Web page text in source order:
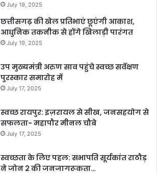
July 19, 2025
छत्तीसगढ़ की खेल प्रतिभाएं छूएंगी आकाश,
आधुनिक तकनीक से होंगे खिलाड़ी पारंगत
July 19, 2025
उप मुख्यमंत्री अरुण साव पहुंचे स्वच्छ सर्वेक्षण
पुरस्कार समारोह में
July 17, 2025
स्वच्छ रायपुर: इज़रायल से सीख, जनसहयोग से
सफलता- महापौर मीनल चौबे
July 17, 2025
स्वच्छता के लिए पहल: सभापति सूर्यकांत राठौड़
ने जोन 2 की जनजागरूकता…